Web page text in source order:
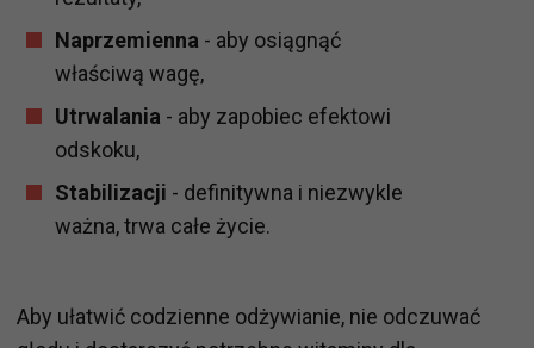
Naprzemienna - aby osiągnąć
właściwą wagę,
Utrwalania - aby zapobiec efektowi
odskoku,
Stabilizacji - definitywna i niezwykle
ważna, trwa całe życie.
Aby ułatwić codzienne odżywianie, nie odczuwać